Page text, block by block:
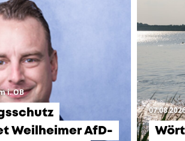
i. OB
Weilheimer AfD-